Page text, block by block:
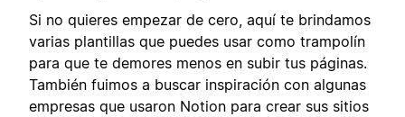
Si no quieres empezar de cero, aquí te brindamos
varias plantillas que puedes usar como trampolín
para que te demores menos en subir tus páginas.
También fuimos a buscar inspiración con algunas
empresas que usaron Notion para crear sus sitios